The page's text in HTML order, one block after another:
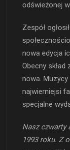
odświeżonej
Zespół
nowa edycja
Obecny skład
nowa.
najwierniejsi
specjalne
Nasz czwarty
1993 roku. Z